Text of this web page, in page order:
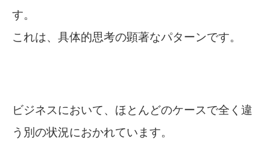
す。
これは、具体的思考の顕著なパターンです。
ビジネスにおいて、ほとんどのケースで全く違
う別の状況におかれています。